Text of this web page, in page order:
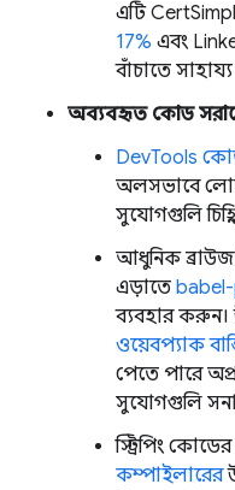
এটি
17% এবং
বাঁচাতে
অব্যবহৃত কোড
DevTools
অলসভাবে
সুযোগগুলি
আধুনিক
এড়াতে
ব্যবহার করুন।
ওয়েবপ্যাক
পেতে পারে
সুযোগগুলি
স্ট্রিপিং
কম্পাইলারের